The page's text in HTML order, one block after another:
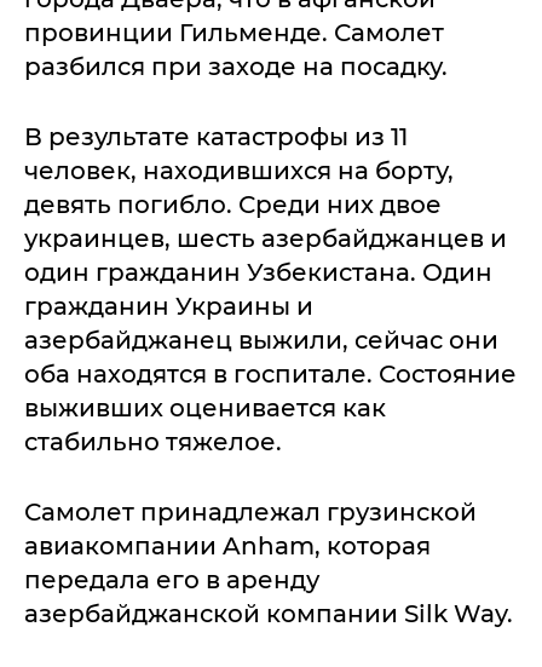
провинции Гильменде. Самолет
разбился при заходе на посадку.
В результате катастрофы из 11
человек, находившихся на борту,
девять погибло. Среди них двое
украинцев, шесть азербайджанцев и
один гражданин Узбекистана. Один
гражданин Украины и
азербайджанец выжили, сейчас они
оба находятся в госпитале. Состояние
выживших оценивается как
стабильно тяжелое.
Самолет принадлежал грузинской
авиакомпании Anham, которая
передала его в аренду
азербайджанской компании Silk Way.